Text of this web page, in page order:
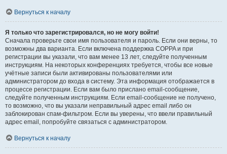
Вернуться к началу
Я только что зарегистрировался, но не могу войти!
Сначала проверьте свои имя пользователя и пароль. Если они верны, то
возможны два варианта. Если включена поддержка COPPA и при
регистрации вы указали, что вам менее 13 лет, следуйте полученным
инструкциям. На некоторых конференциях требуется, чтобы все новые
учётные записи были активированы пользователями или
администратором до входа в систему. Эта информация отображается в
процессе регистрации. Если вам было прислано email-сообщение,
следуйте полученным инструкциям. Если email-сообщение не получено,
то возможно, что вы указали неправильный адрес email либо он
заблокирован спам-фильтром. Если вы уверены, что ввели правильный
адрес email, попробуйте связаться с администратором.
Вернуться к началу